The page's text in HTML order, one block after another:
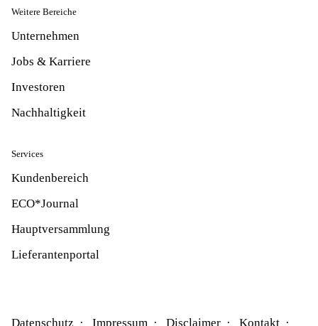
Weitere Bereiche
Unternehmen
Jobs & Karriere
Investoren
Nachhaltigkeit
Services
Kundenbereich
ECO*Journal
Hauptversammlung
Lieferantenportal
Datenschutz Impressum Disclaimer Kontakt